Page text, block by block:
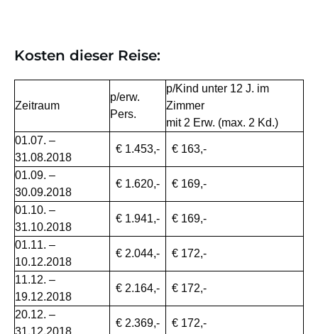
Kosten dieser Reise:
Zeitraum
p/erw.
Pers.
p/Kind unter 12 J. im
Zimmer
mit 2 Erw. (max. 2 Kd.)
01.07. –
31.08.2018
€ 1.453,- € 163,-
01.09. –
30.09.2018
€ 1.620,- € 169,-
01.10. –
31.10.2018
€ 1.941,- € 169,-
01.11. –
10.12.2018
€ 2.044,- € 172,-
11.12. –
19.12.2018
€ 2.164,- € 172,-
20.12. –
31.12.2018
€ 2.369,- € 172,-